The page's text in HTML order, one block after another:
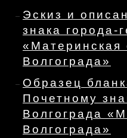
Эскиз и
знака города-
«Материнская
Волгограда»
Образец
Почетному
Волгограда
Волгограда»